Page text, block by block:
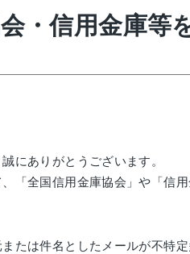
・信用金庫等
にありがとうございます。
「全国信用金庫協会」や「信
または件名としたメールが不